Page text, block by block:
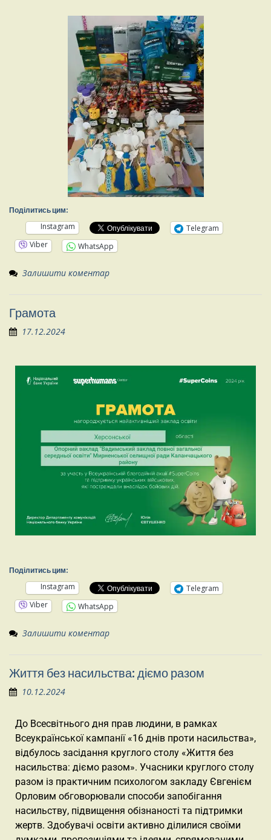
Поділитись цим:
Instagram
Telegram
Viber
WhatsApp
Залишити коментар
Грамота
17.12.2024
Поділитись цим:
Instagram
Telegram
Viber
WhatsApp
Залишити коментар
Життя без насильства: діємо разом
10.12.2024
До Всесвітнього дня прав людини, в рамках
Всеукраїнської кампанії «16 днів проти насильства»,
відбулось засідання круглого столу «Життя без
насильства: діємо разом». Учасники круглого столу
разом із практичним психологом закладу Євгенієм
Орловим обговорювали способи запобігання
насильству, підвищення обізнаності та підтримки
жертв. Здобувачі освіти активно ділилися своїми